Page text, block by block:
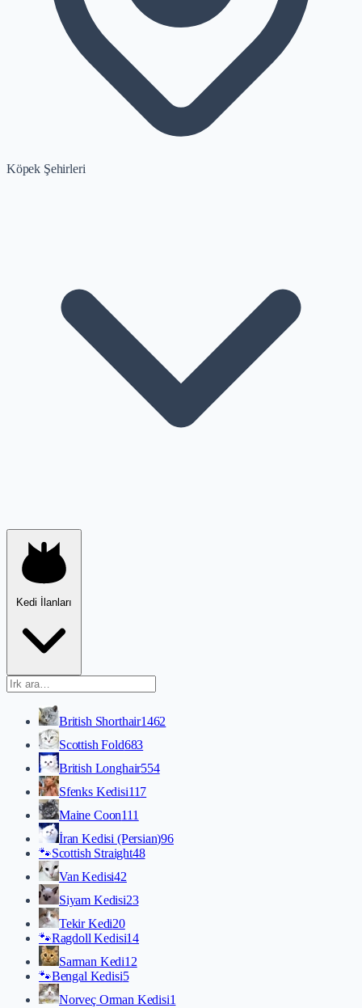
Köpek Şehirleri
Kedi İlanları
British Shorthair1462
Scottish Fold683
British Longhair554
Sfenks Kedisi117
Maine Coon111
İran Kedisi (Persian)96
🐾Scottish Straight48
Van Kedisi42
Siyam Kedisi23
Tekir Kedi20
🐾Ragdoll Kedisi14
Sarman Kedi12
🐾Bengal Kedisi5
Norveç Orman Kedisi1